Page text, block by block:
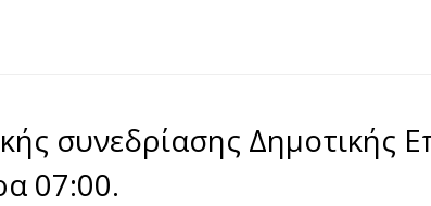
συνεδρίασης Δημοτικής
07:00.